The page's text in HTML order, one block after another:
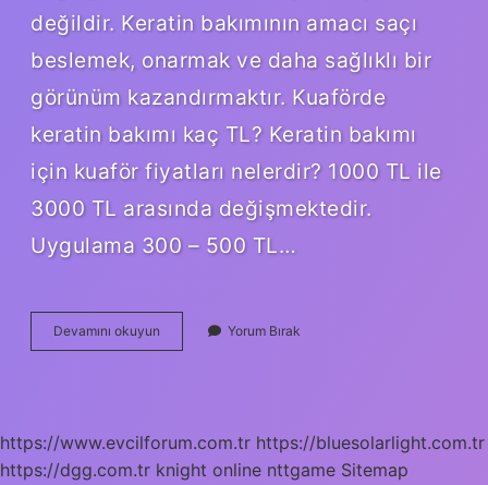
değildir. Keratin bakımının amacı saçı
beslemek, onarmak ve daha sağlıklı bir
görünüm kazandırmaktır. Kuaförde
keratin bakımı kaç TL? Keratin bakımı
için kuaför fiyatları nelerdir? 1000 TL ile
3000 TL arasında değişmektedir.
Uygulama 300 – 500 TL…
Devamını okuyun Brezilya
Fönü
Yorum Bırak
https://www.evcilforum.com.tr https://bluesolarlight.com.tr
https://dgg.com.tr knight online nttgame Sitemap